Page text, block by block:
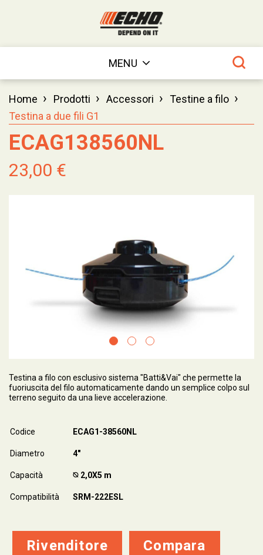
MENU
Home › Prodotti › Accessori › Testine a filo ›
Testina a due fili G1
ECAG138560NL
23,00 €
Testina a filo con esclusivo sistema "Batti&Vai" che permette la
fuoriuscita del filo automaticamente dando un semplice colpo sul
terreno seguito da una lieve accelerazione.
Codice ECAG1-38560NL
Diametro 4"
Capacità ⦰ 2,0X5 m
Compatibilità SRM-222ESL
Rivenditore Compara